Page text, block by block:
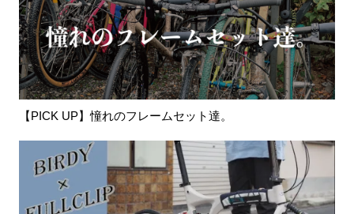
【PICK UP】憧れのフレームセット達。